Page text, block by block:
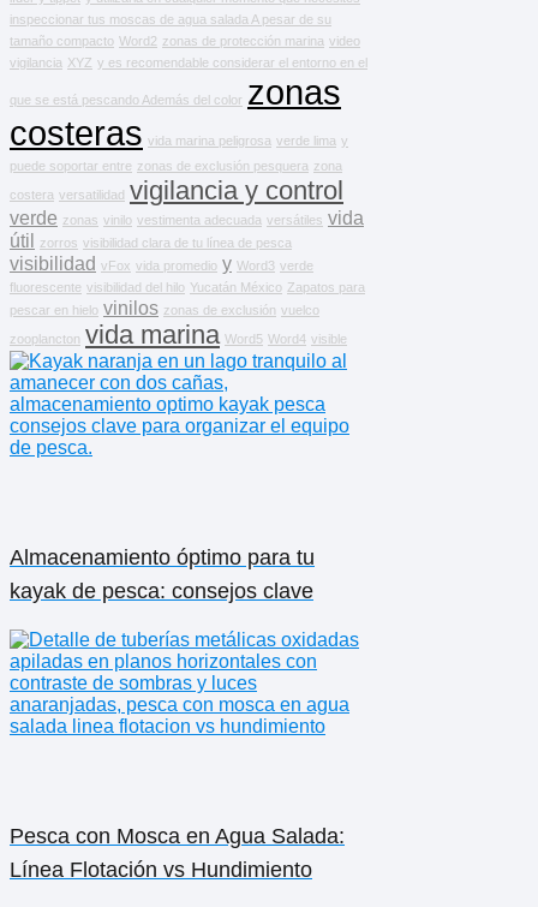
inspeccionar tus moscas de agua salada A pesar de su
tamaño compacto Word2 zonas de protección marina video
vigilancia XYZ y es recomendable considerar el entorno en el
que se está pescando Además del color zonas
costeras vida marina peligrosa verde lima y
puede soportar entre zonas de exclusión pesquera zona
costera versatilidad vigilancia y control
verde zonas vinilo vestimenta adecuada versátiles vida
útil zorros visibilidad clara de tu línea de pesca
visibilidad vFox vida promedio y Word3 verde
fluorescente visibilidad del hilo Yucatán México Zapatos para
pescar en hielo vinilos zonas de exclusión vuelco
zooplancton vida marina Word5 Word4 visible
Almacenamiento óptimo para tu
kayak de pesca: consejos clave
Pesca con Mosca en Agua Salada:
Línea Flotación vs Hundimiento